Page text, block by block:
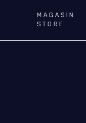
MAGASIN
STORE